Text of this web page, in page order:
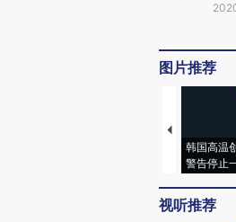
图片推荐
韩国高温
警告停止
视听推荐